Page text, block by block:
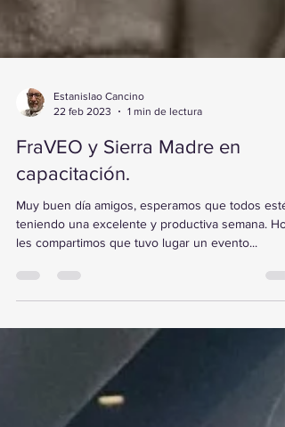
FraVEO y Sierra Madre en
capacitación.
Muy buen día amigos, esperamos que todos
teniendo una excelente y productiva semana. Hoy